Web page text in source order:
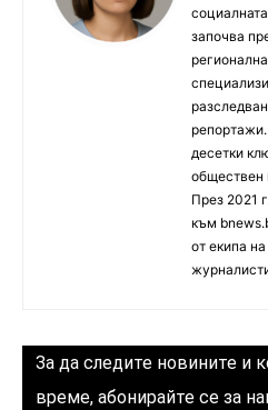
започва
десетки
обществен
През 2021
към
от екипа
За да следите новините и
време, абонирайте се за